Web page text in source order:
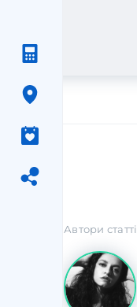
Автори статті